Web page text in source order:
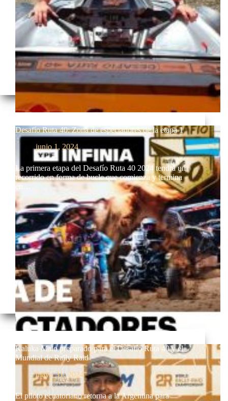
Desafío Ruta 40: Zona de espectadores de la etapa 1
junio 1, 2024
La primera etapa del Desafío Ruta 40 2024 tendrá un
recorrido en forma de bucle que comienza y termina
en…
Kaluka Malo preparado para el Desafío Ruta 40 y el
Mundial de Rally Raid
mayo 31, 2024
El piloto ecuatoriano retorna a la Argentina para